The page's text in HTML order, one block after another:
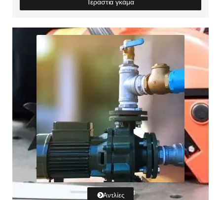
Τεράστια γκάμα
Αντλίες